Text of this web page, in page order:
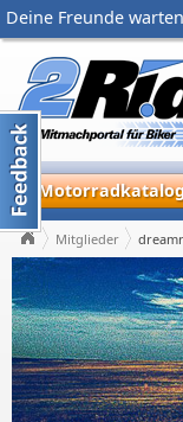
Deine Freunde
Mitglieder